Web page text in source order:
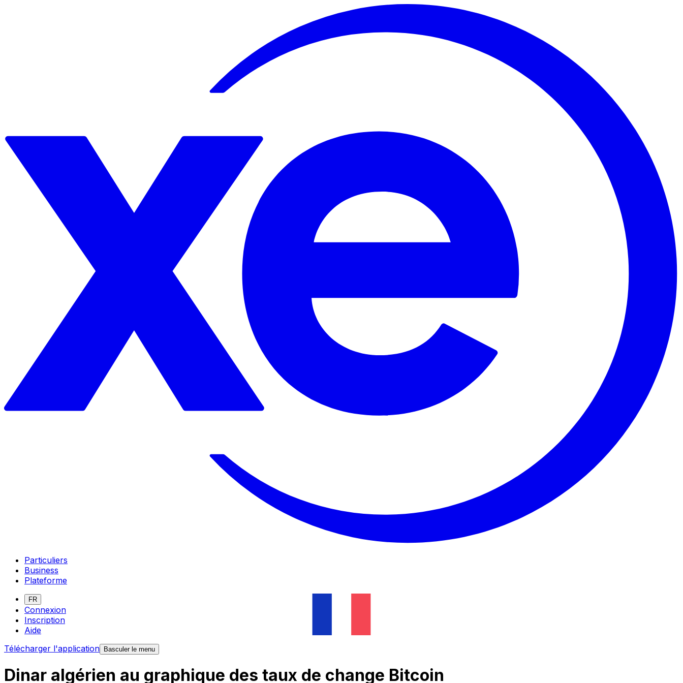
Particuliers
Business
Plateforme
FR
Connexion
Inscription
Aide
Télécharger l'application Basculer le menu
Dinar algérien au graphique des taux de change Bitcoin